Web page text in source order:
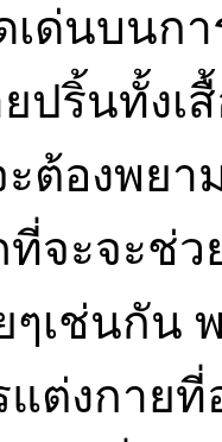
เด่นบนก
ปริ้นทั้งเ
ต้องพย
ที่จะจะช่
ๆเช่นกัน
แต่งกาย